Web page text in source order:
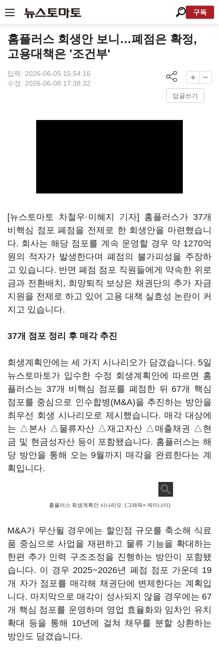
구독
홈플러스 회생안 보니…폐점은 확정,
고용대책은 '조건부'
입력: 2026-06-05 15:54:16
수정: 2026-06-08 17:38:32
답글쓰기
[뉴스토마토 차철우·이혜지 기자] 홈플러스가 37개
비핵심 점포 폐점을 전제로 한 회생안을 마련했습니
다. 회사는 해당 점포를 계속 운영할 경우 약 1270억
원의 적자가 발생한다며 폐점의 불가피성을 주장하
고 있습니다. 반면 폐점 점포 직원들에게 약속한 위로
금과 전환배치, 희망퇴직 보상은 채권단의 추가 자금
지원을 전제로 하고 있어 고용 대책 실효성 논란이 커
지고 있습니다.
37개 점포 정리 후 매각 추진
회생계획안에는 세 가지 시나리오가 담겼습니다. 5일
뉴스토마토가 입수한 수정 회생계획안에 따르면 홈
플러스는 37개 비핵심 점포를 폐점한 뒤 67개 핵심
점포를 중심으로 인수합병(M&A)을 추진하는 방안을
최우선 회생 시나리오로 제시했습니다. 매각 대상에
는 △본사 △물류자산 △재고자산 △매출채권 △현
금 및 현금성자산 등이 포함됐습니다. 홈플러스는 해
당 방안을 통해 오는 9월까지 매각을 완료한다는 계
획입니다.
홈플러스 회생계획안 시나리오. (그래픽= 제미나이)
M&A가 무산될 경우에는 할인점 규모를 축소해 식료
품 중심으로 사업을 재편하고 물류 기능을 확대하는
한편 추가 인력 구조조정을 진행하는 방안이 포함됐
습니다. 이 경우 2025~2026년 폐점 점포 가운데 19
개 자가 점포를 매각해 채권단에 변제한다는 계획입
니다. 마지막으로 매각이 성사되지 않을 경우에는 67
개 핵심 점포를 운영하며 영업 효율화와 임차인 유치
확대 등을 통해 10년에 걸쳐 채무를 분할 상환하는
방안도 담겼습니다.